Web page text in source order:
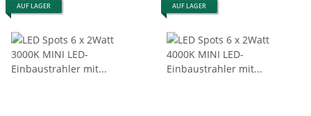
AUF LAGER AUF LAGER